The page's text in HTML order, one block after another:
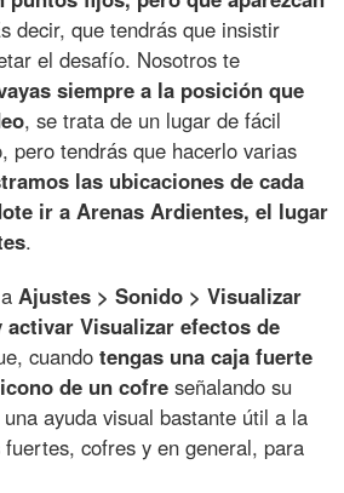
decir, que tendrás que insistir
el desafío. Nosotros te
siempre a la posición que
, se trata de un lugar de fácil
pero tendrás que hacerlo varias
las ubicaciones de cada
ir a Arenas Ardientes, el lugar
.
Ajustes > Sonido > Visualizar
Visualizar efectos de
cuandotengas una caja fuerte
de un cofre señalando su
ayuda visual bastante útil a la
cofres y en general, para